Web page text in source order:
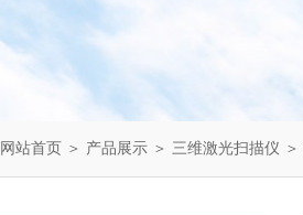
网站首页 ＞ 产品展示 ＞ 三维激光扫描仪 ＞